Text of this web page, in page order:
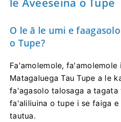
O le ā le umi e
o Tupe?
Fa'amolemole, fa'amolemole
Matagaluega Tau Tupe a le
fa'agasolo talosaga a
fa'aliliuina o tupe i se faiga e
tautua.